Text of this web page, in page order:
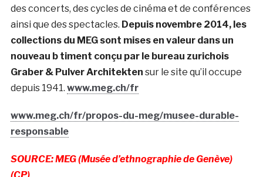
des concerts, des cycles de cinéma et de conférences
ainsi que des spectacles. Depuis novembre 2014, les
collections du MEG sont mises en valeur dans un
nouveau b timent conçu par le bureau zurichois
Graber & Pulver Architekten sur le site qu’il occupe
depuis 1941. www.meg.ch/fr
www.meg.ch/fr/propos-du-meg/musee-durable-
responsable
SOURCE: MEG (Musée d’ethnographie de Genève)